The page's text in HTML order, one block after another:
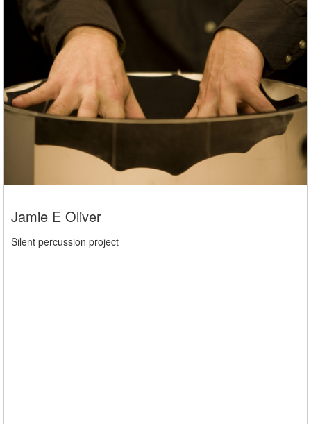
Jamie E Oliver
Silent percussion project